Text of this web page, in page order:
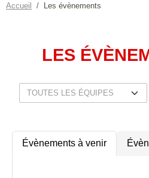
Accueil Les évènements
LES
Évènements à venir